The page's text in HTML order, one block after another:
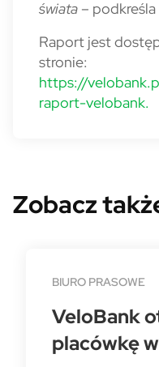
świata – podkreśla
Raport jest
stronie:
https://
raport-velobank.
Zobacz
BIURO PRASOWE
VeloBank
placówkę